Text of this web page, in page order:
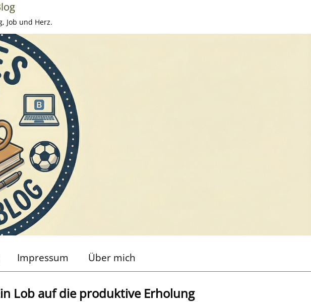
Job und Herz.
Impressum Über mich
Lob auf die produktive Erholung